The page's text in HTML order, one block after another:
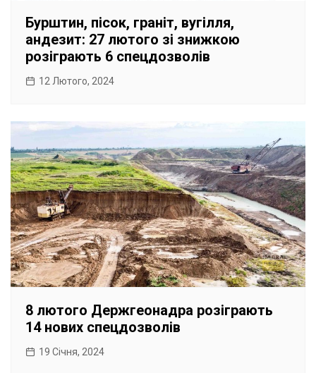
Бурштин, пісок, граніт, вугілля,
андезит: 27 лютого зі знижкою
розіграють 6 спецдозволів
12 Лютого, 2024
8 лютого Держгеонадра розіграють
14 нових спецдозволів
19 Січня, 2024